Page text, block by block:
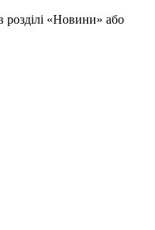
«Новини» або